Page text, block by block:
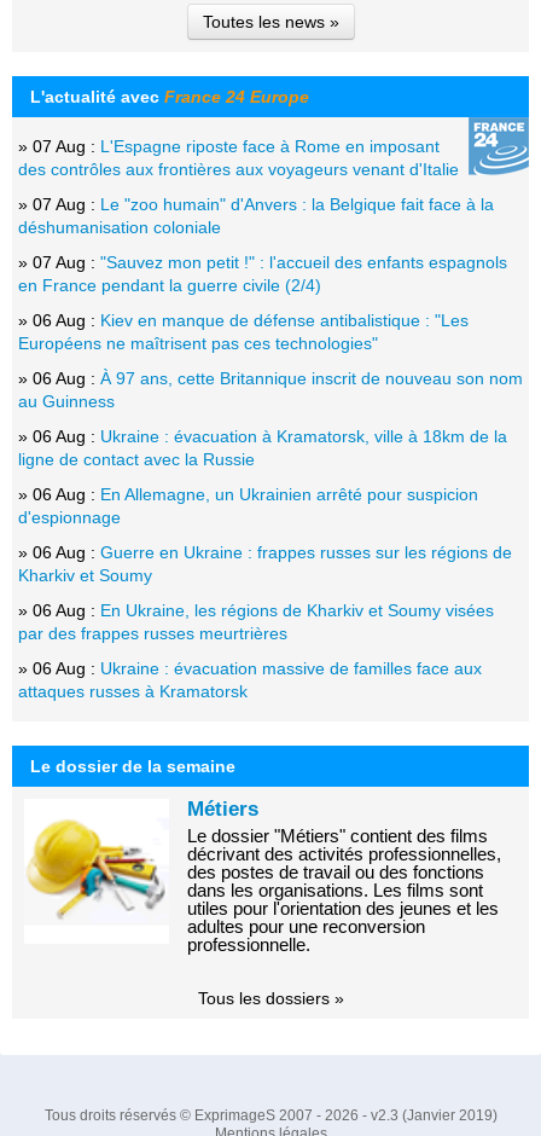
Toutes les news »
L'actualité avec France 24 Europe
» 07 Aug : L'Espagne riposte face à Rome en imposant
des contrôles aux frontières aux voyageurs venant d'Italie
» 07 Aug : Le "zoo humain" d'Anvers : la Belgique fait face à la
déshumanisation coloniale
» 07 Aug : "Sauvez mon petit !" : l'accueil des enfants espagnols
en France pendant la guerre civile (2/4)
» 06 Aug : Kiev en manque de défense antibalistique : "Les
Européens ne maîtrisent pas ces technologies"
» 06 Aug : À 97 ans, cette Britannique inscrit de nouveau son nom
au Guinness
» 06 Aug : Ukraine : évacuation à Kramatorsk, ville à 18km de la
ligne de contact avec la Russie
» 06 Aug : En Allemagne, un Ukrainien arrêté pour suspicion
d'espionnage
» 06 Aug : Guerre en Ukraine : frappes russes sur les régions de
Kharkiv et Soumy
» 06 Aug : En Ukraine, les régions de Kharkiv et Soumy visées
par des frappes russes meurtrières
» 06 Aug : Ukraine : évacuation massive de familles face aux
attaques russes à Kramatorsk
Le dossier de la semaine
Métiers
Le dossier "Métiers" contient des films
décrivant des activités professionnelles,
des postes de travail ou des fonctions
dans les organisations. Les films sont
utiles pour l'orientation des jeunes et les
adultes pour une reconversion
professionnelle.
Tous les dossiers »
Tous droits réservés © ExprimageS 2007 - 2026 - v2.3 (Janvier 2019)